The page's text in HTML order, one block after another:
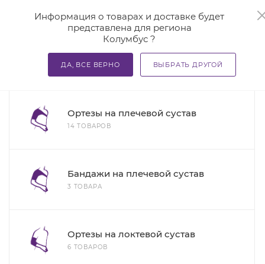
Информация о товарах и доставке будет
представлена для региона
Колумбус ?
ДА, ВСЕ ВЕРНО ВЫБРАТЬ ДРУГОЙ
— Каталог — Бандажи и корсеты — Ортезы и
Ортезы и бандажи на суставы
Ортезы на плечевой сустав
14 ТОВАРОВ
Бандажи на плечевой сустав
3 ТОВАРА
Ортезы на локтевой сустав
6 ТОВАРОВ